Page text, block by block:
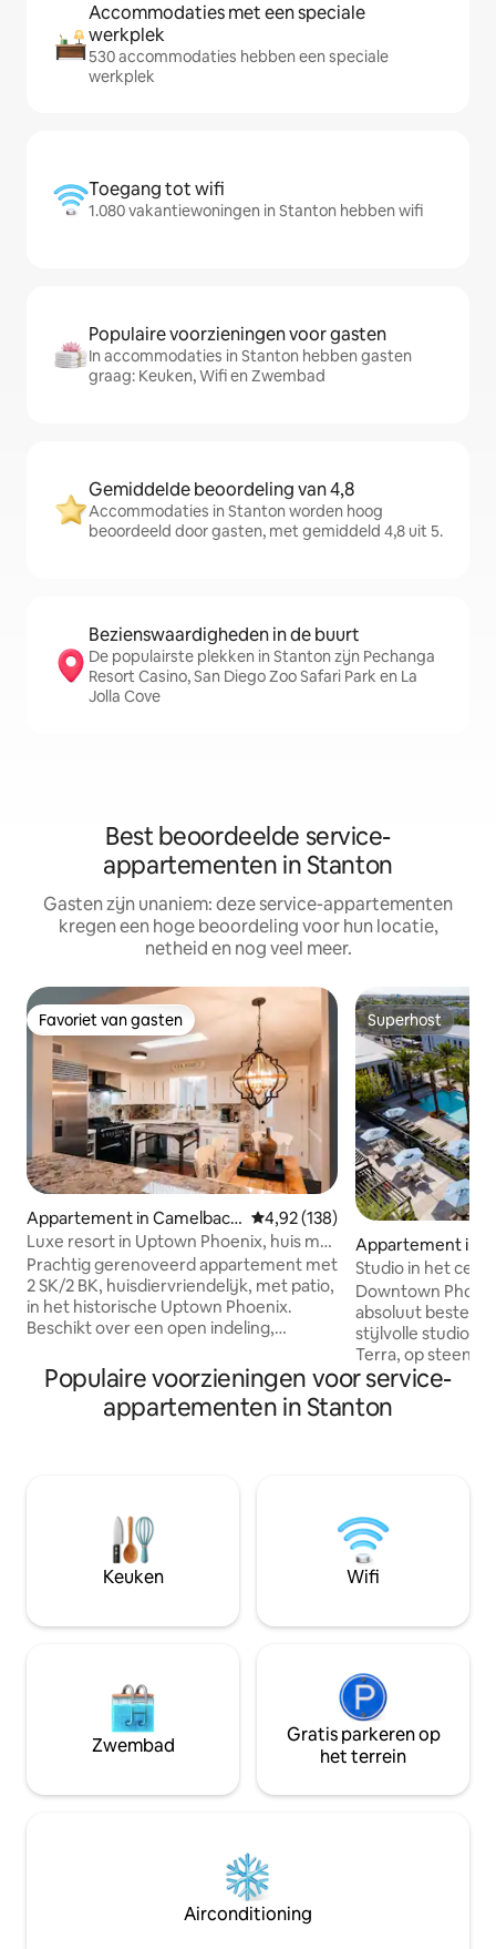
Accommodaties met een speciale
werkplek
530 accommodaties hebben een speciale
werkplek
Toegang tot wifi
1.080 vakantiewoningen in Stanton hebben wifi
Populaire voorzieningen voor gasten
In accommodaties in Stanton hebben gasten
graag: Keuken, Wifi en Zwembad
Gemiddelde beoordeling van 4,8
Accommodaties in Stanton worden hoog
beoordeeld door gasten, met gemiddeld 4,8 uit 5.
Bezienswaardigheden in de buurt
De populairste plekken in Stanton zijn Pechanga
Resort Casino, San Diego Zoo Safari Park en La
Jolla Cove
Best beoordeelde service-
appartementen in Stanton
Gasten zijn unaniem: deze service-appartementen
kregen een hoge beoordeling voor hun locatie,
netheid en nog veel meer.
Favoriet van gasten
Favoriet van gasten
Appartement in Camelback
East
Gemiddelde beoordeling van
4,92 (138)
Luxe resort in Uptown Phoenix, huis met
patio aan het zwembad!
Prachtig gerenoveerd appartement met
2 SK/2 BK, huisdiervriendelijk, met patio,
in het historische Uptown Phoenix.
Beschikt over een open indeling,
afwerkingen, 36inch AGA gasfornuis,
42-inch Sub-Zero-koelkast en een eigen
wasserette. Eigen patio bij het
speelkamer. Volledig ingericht voor een
kort of lang verblijf. Optionele
conciërgeservice voor huisdieren!
Toplocatie in de buurt van de beste
binnenstad!
Superhost
Superhost
Appartement in
hoenix
Studio in het
resortstijl
Downtown
absoluut beste! Word verliefd op ons
stijlvolle
Terra, op
Roosevelt Row
van de
toevluchtsoord
verborgen
ons 24/7
yogalessen.
zakelijke ruimtes
team ter plaatse.
Populaire voorzieningen voor service-
appartementen in Stanton
Keuken Wifi
Zwembad
Gratis parkeren op
het terrein
Airconditioning